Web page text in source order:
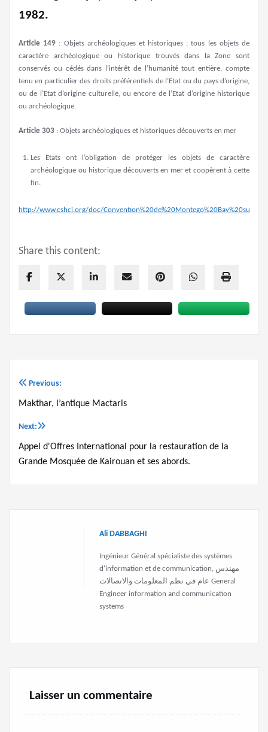
1982.
Article 149 : Objets archéologiques et historiques : tous les objets de
caractère archéologique ou historique trouvés dans la Zone sont
conservés ou cédés dans l’intérêt de l’humanité tout entière, compte
tenu en particulier des droits préférentiels de l’Etat ou du pays d’origine,
ou de l’Etat d’origine culturelle, ou encore de l’Etat d’origine historique
ou archéologique.
Article 303 : Objets archéologiques et historiques découverts en mer
Les Etats ont l’obligation de protéger les objets de caractère
archéologique ou historique découverts en mer et coopèrent à cette
fin.
http://www.cshci.org/doc/
Share this content:
Navigation
l’article
Previous:
Makthar, l’antique Mactaris
Next:
Appel d'Offres International pour la restauration de la
Grande Mosquée de Kairouan et ses abords.
Ali DABBAGHI
Ingénieur Général spécialiste des systèmes
d'information et de communication, مهندس
عام في نظم المعلومات والاتصالات General
Engineer information and communication
systems
Laisser un commentaire